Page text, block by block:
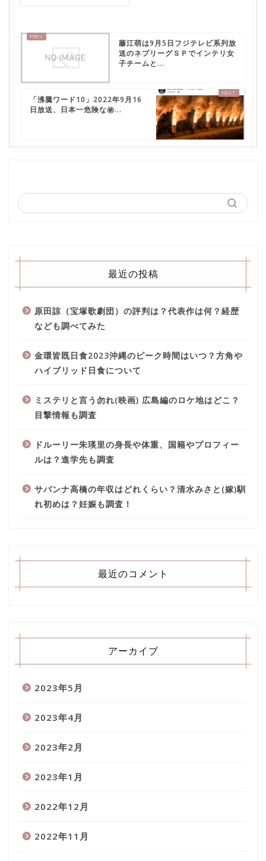
藤江萌は9月5日フジテレビ系列放
送のネプリーグＳＰでインテリ女
子チームと...
「沸騰ワード10」2022年9月16
日放送、日本一危険な㊙...
最近の投稿
原田諒（宝塚歌劇団）の評判は？代表作は何？経歴
なども調べてみた
金環皆既日食2023沖縄のピーク時間はいつ？方角や
ハイブリッド日食について
ミステリと言う勿れ(映画) 広島編のロケ地はどこ？
目撃情報も調査
ドルーリー朱瑛里の身長や体重、国籍やプロフィー
ルは？進学先も調査
サバンナ高橋の年収はどれくらい？清水みさと(嫁)馴
れ初めは？妊娠も調査！
最近のコメント
アーカイブ
2023年5月
2023年4月
2023年2月
2023年1月
2022年12月
2022年11月